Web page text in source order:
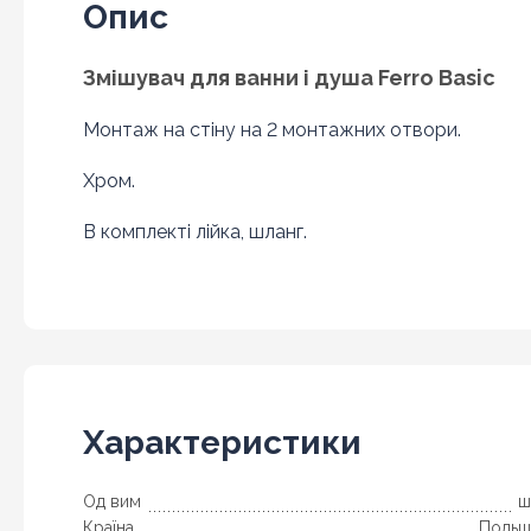
Опис
Змішувач для ванни і душа Ferro Basic
Монтаж на стіну на 2 монтажних отвори.
Хром.
В комплекті лійка, шланг.
Характеристики
Од вим